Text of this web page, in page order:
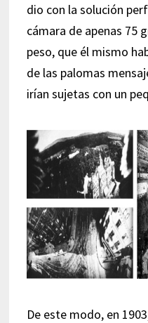
dio con la solución
cámara de apenas 75
peso, que él mismo
de las palomas
irían sujetas con un
De este modo, en